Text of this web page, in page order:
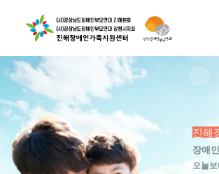
진해
장애
오늘보